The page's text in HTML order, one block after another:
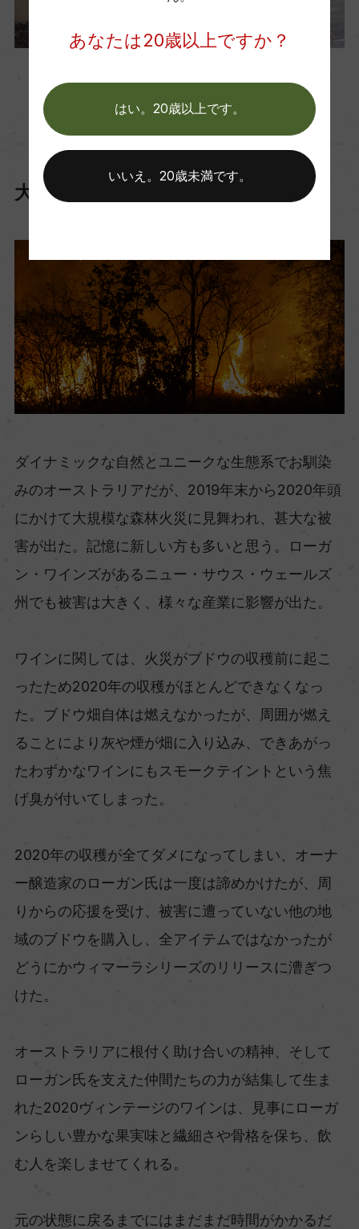
大規模な森林火災を乗り超えて
ダイナミックな自然とユニークな生態系でお馴染
みのオーストラリアだが、2019年末から2020年頭
にかけて大規模な森林火災に見舞われ、甚大な被
害が出た。記憶に新しい方も多いと思う。ローガ
ン・ワインズがあるニュー・サウス・ウェールズ
州でも被害は大きく、様々な産業に影響が出た。
ワインに関しては、火災がブドウの収穫前に起こ
ったため2020年の収穫がほとんどできなくなっ
た。ブドウ畑自体は燃えなかったが、周囲が燃え
ることにより灰や煙が畑に入り込み、できあがっ
たわずかなワインにもスモークテイントという焦
げ臭が付いてしまった。
2020年の収穫が全てダメになってしまい、オーナ
ー醸造家のローガン氏は一度は諦めかけたが、周
りからの応援を受け、被害に遭っていない他の地
域のブドウを購入し、全アイテムではなかったが
どうにかウィマーラシリーズのリリースに漕ぎつ
けた。
オーストラリアに根付く助け合いの精神、そして
ローガン氏を支えた仲間たちの力が結集して生ま
れた2020ヴィンテージのワインは、見事にローガ
ンらしい豊かな果実味と繊細さや骨格を保ち、飲
む人を楽しませてくれる。
元の状態に戻るまでにはまだまだ時間がかかるだ
あなたは20歳以上ですか？
はい。20歳以上です。
いいえ。20歳未満です。